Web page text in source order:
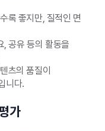
록 좋지만, 질적인 면
, 공유 등의 활동을
츠의 품질이
니다.
가